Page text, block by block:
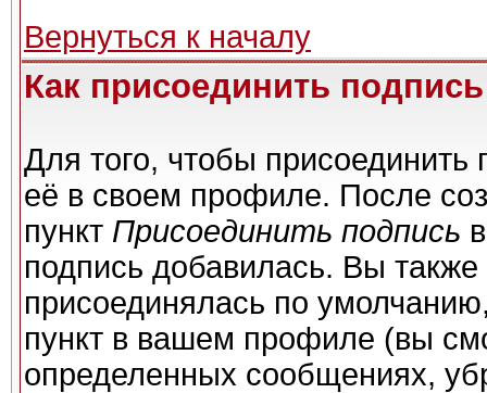
Вернуться к началу
Как присоединить
Для того, чтобы
её в своем профиле. После
пункт Присоединить подпись
подпись добавилась. Вы
присоединялась по
пункт в вашем профиле (вы
определенных сообщениях,